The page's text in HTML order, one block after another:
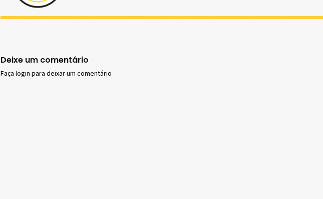
Deixe um comentário
Faça login para deixar um comentário